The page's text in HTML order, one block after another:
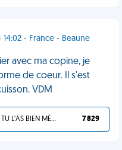
14:02 - France - Beaune
avec ma copine, je
de coeur. Il s'est
VDM
TU L'AS BIEN MÉRITÉ 7 829